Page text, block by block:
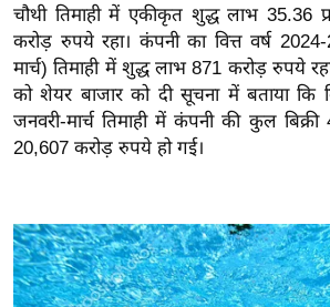
वि
शे
ष
ज्ञ
रा
य
ज
ट
खे
चौथी तिमाही में एकीकृत शुद्ध लाभ 35.36
करोड़ रुपये रहा। कंपनी का वित्त वर्ष
मार्च) तिमाही में शुद्ध लाभ 871 करोड़ रुपये
को शेयर बाजार को दी सूचना में बताया कि
जनवरी-मार्च तिमाही में कंपनी की कुल
20,607 करोड़ रुपये हो गई।